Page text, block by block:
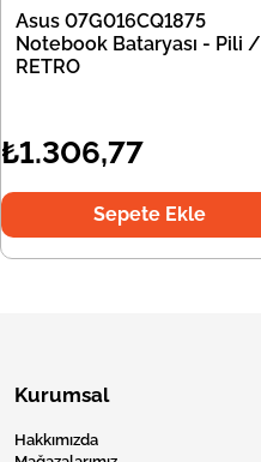
Asus 07G016CQ1875
Notebook Bataryası - Pili /
RETRO
₺1.306,77
Sepete Ekle
Kurumsal
Hakkımızda